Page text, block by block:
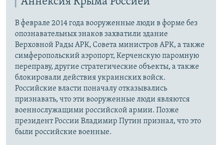
В феврале 2014 года вооруженные люди в форме без
опознавательных знаков захватили здание
Верховной Рады АРК, Совета министров АРК, а также
симферопольский аэропорт, Керченскую паромную
переправу, другие стратегические объекты, а также
блокировали действия украинских войск.
Российские власти поначалу отказывались
признавать, что эти вооруженные люди являются
военнослужащими российской армии. Позже
президент России Владимир Путин признал, что это
были российские военные.